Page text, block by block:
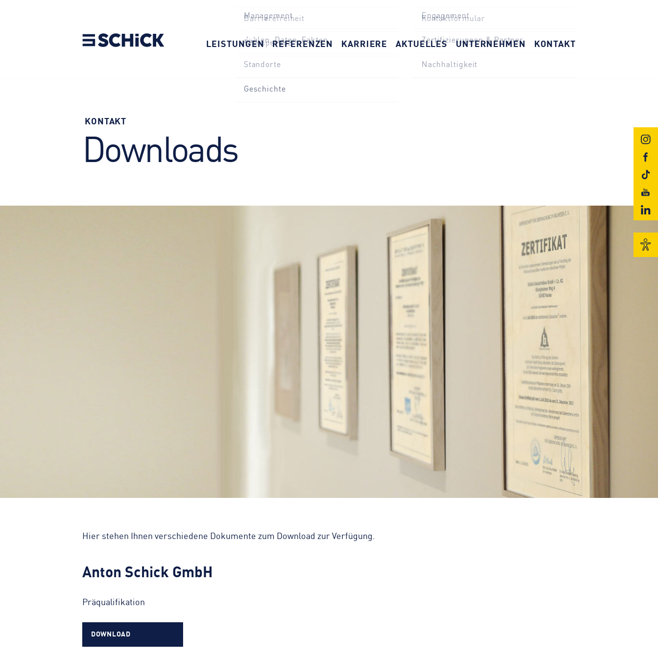
LEISTUNGEN REFERENZEN KARRIERE AKTUELLES UNTERNEHMEN
Standorte
Geschichte
Nachhaltigkeit
KONTAKT
Datenschutz Downloads
Downloads
KONTAKT
Hier stehen Ihnen verschiedene Dokumente zum Download zur Verfügung.
Anton Schick GmbH
Präqualifikation
DOWNLOAD